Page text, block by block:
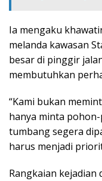
Ia mengaku
melanda kawasan
besar di pinggir
membutuhkan
“Kami bukan
hanya minta
tumbang segera
harus menjadi
Rangkaian